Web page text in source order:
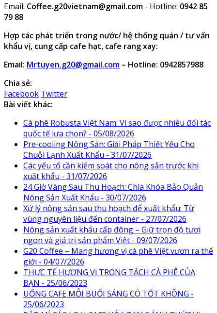
Email: Coffee.g20vietnam@gmail.com - Hotline: 0942 85
79 88
Hợp tác phát triển trong nước/ hệ thống quán / tư vấn
khẩu vị, cung cấp cafe hạt, cafe rang xay:
Email: Mrtuyen.g20@gmail.com – Hotline: 0942857988
Chia sẻ:
Facebook Twitter
Bài viết khác:
Cà phê Robusta Việt Nam: Vì sao được nhiều đối tác
quốc tế lựa chọn? - 05/08/2026
Pre-cooling Nông Sản: Giải Pháp Thiết Yếu Cho
Chuỗi Lạnh Xuất Khẩu - 31/07/2026
Các yếu tố cần kiểm soát cho nông sản trước khi
xuất khẩu - 31/07/2026
24 Giờ Vàng Sau Thu Hoạch: Chìa Khóa Bảo Quản
Nông Sản Xuất Khẩu - 30/07/2026
Xử lý nông sản sau thu hoạch để xuất khẩu: Từ
vùng nguyên liệu đến container - 27/07/2026
Nông sản xuất khẩu cấp đông – Giữ trọn độ tươi
ngon và giá trị sản phẩm Việt - 09/07/2026
G20 Coffee – Mang hương vị cà phê Việt vươn ra thế
giới - 04/07/2026
THỰC TẾ HƯƠNG VỊ TRONG TÁCH CÀ PHÊ CỦA
BẠN - 25/06/2023
UỐNG CAFE MỖI BUỔI SÁNG CÓ TỐT KHÔNG -
25/06/2023